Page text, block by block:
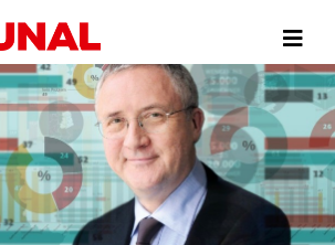
zum
Inhalt